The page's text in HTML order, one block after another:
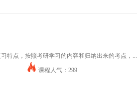
特点，按照考研学习的内容和归纳出来的考点，...
课程人气：299